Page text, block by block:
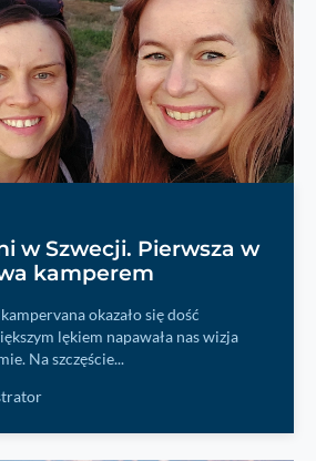
w Szwecji. Pierwsza w
kamperem
okazało się dość
lękiem napawała nas wizja
Na szczęście...